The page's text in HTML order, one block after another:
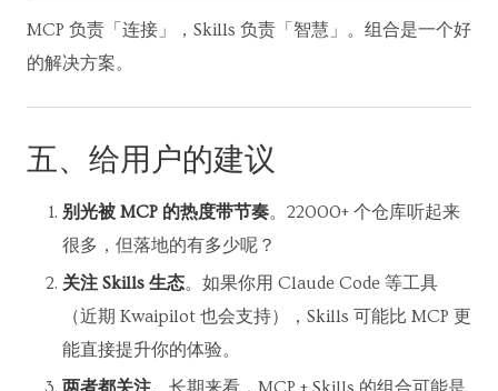
MCP 负责「连接」，Skills 负责「智慧」。组合是一个好
的解决方案。
五、给用户的建议
别光被 MCP 的热度带节奏。22000+ 个仓库听起来
很多，但落地的有多少呢？
关注 Skills 生态。如果你用 Claude Code 等工具
（近期 Kwaipilot 也会支持），Skills 可能比 MCP 更
能直接提升你的体验。